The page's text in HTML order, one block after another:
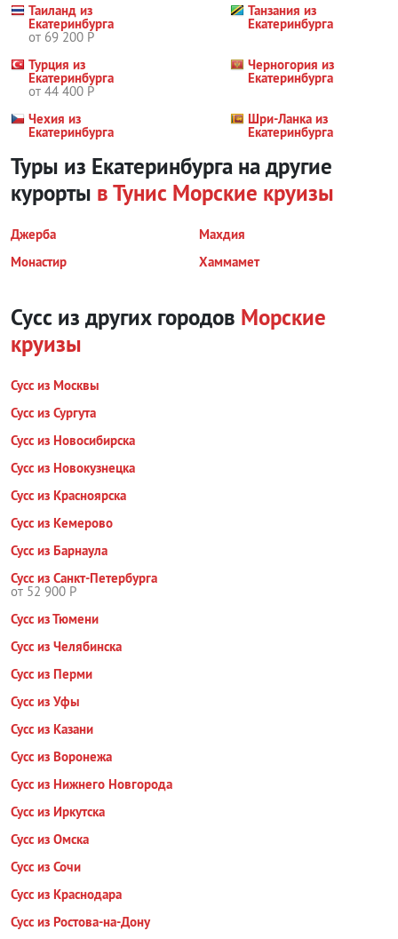
Таиланд из
Екатеринбурга
от 69 200 Р
Танзания из
Екатеринбурга
Турция из
Екатеринбурга
от 44 400 Р
Черногория из
Екатеринбурга
Чехия из
Екатеринбурга
Шри-Ланка из
Екатеринбурга
Туры из Екатеринбурга на другие
курорты в Тунис Морские круизы
Джерба
Махдия
Монастир
Хаммамет
Сусс из других городов Морские
круизы
Сусс из Москвы
Сусс из Сургута
Сусс из Новосибирска
Сусс из Новокузнецка
Сусс из Красноярска
Сусс из Кемерово
Сусс из Барнаула
Сусс из Санкт-Петербурга
от 52 900 Р
Сусс из Тюмени
Сусс из Челябинска
Сусс из Перми
Сусс из Уфы
Сусс из Казани
Сусс из Воронежа
Сусс из Нижнего Новгорода
Сусс из Иркутска
Сусс из Омска
Сусс из Сочи
Сусс из Краснодара
Сусс из Ростова-на-Дону